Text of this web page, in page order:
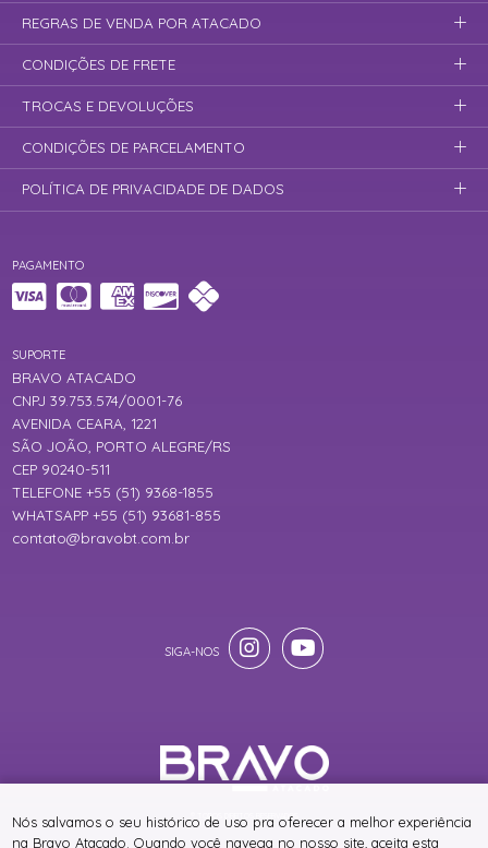
PAGAMENTO
SUPORTE
BRAVO ATACADO
CNPJ 39.753.574/0001-76
AVENIDA CEARA, 1221
SÃO JOÃO, PORTO ALEGRE/RS
CEP 90240-511
TELEFONE +55 (51) 9368-1855
WHATSAPP +55 (51) 93681-855
contato@bravobt.com.br
REGRAS DE VENDA POR ATACADO
CONDIÇÕES DE FRETE
TROCAS E DEVOLUÇÕES
CONDIÇÕES DE PARCELAMENTO
POLÍTICA DE PRIVACIDADE DE DADOS
® TODOS DIREITOS RESERVADOS
Nós salvamos o seu histórico de uso pra oferecer a melhor experiência
na Bravo Atacado. Quando você navega no nosso site, aceita esta